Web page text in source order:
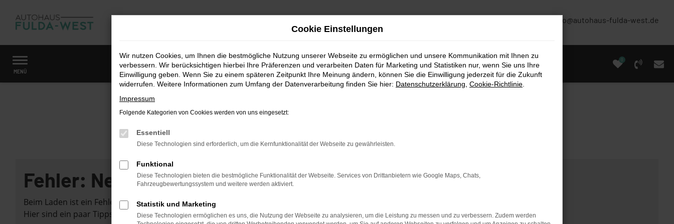
Zum
Hauptinhalt
info@autohaus-fulda-west.de
MENÜ
0
Startseite Fahrzeugmarkt
Fehler: Network Error
Beim Laden ist ein Fehler aufgetreten.
Hier sind ein paar Tipps, die dir helfen können:
Cookie Einstellungen
Wir nutzen Cookies, um Ihnen die bestmögliche Nutzung unserer Webseite zu ermöglichen und unsere Kommunikation mit Ihnen zu
verbessern. Wir berücksichtigen hierbei Ihre Präferenzen und verarbeiten Daten für Marketing und Statistiken nur, wenn Sie uns Ihre
Einwilligung geben. Wenn Sie zu einem späteren Zeitpunkt Ihre Meinung ändern, können Sie die Einwilligung jederzeit für die Zukunft
widerrufen. Weitere Informationen zum Umfang der Datenverarbeitung finden Sie hier: Datenschutzerklärung Cookie-Richtlinie
Impressum
Folgende Kategorien von Cookies werden von uns eingesetzt:
Essentiell
Diese Technologien sind erforderlich, um die Kernfunktionalität der Webseite zu gewährleisten.
Funktional
Diese Technologien bieten die bestmögliche Funktionalität der Webseite. Services von Drittanbietern wie Google Maps, Chats,
Fahrzeugbewertungssystem und weitere werden aktiviert.
Statistik und Marketing
Diese Technologien ermöglichen es uns, die Nutzung der Webseite zu analysieren, um die Leistung zu messen und zu verbessern. Zudem werden